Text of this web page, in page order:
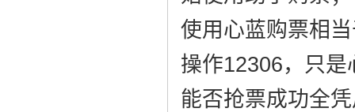
使用心蓝购票相
操作12306，只
能否抢票成功全